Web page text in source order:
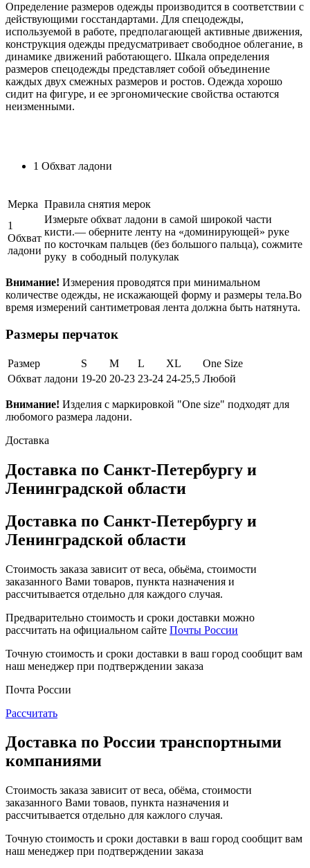
Определение размеров одежды производится в соответствии с
действующими госстандартами. Для спецодежды,
используемой в работе, предполагающей активные движения,
конструкция одежды предусматривает свободное облегание, в
динамике движений работающего. Шкала определения
размеров спецодежды представляет собой объединение
каждых двух смежных размеров и ростов. Одежда хорошо
сидит на фигуре, и ее эргономические свойства остаются
неизменными.
1 Обхват ладони
Мерка Правила снятия мерок
1
Обхват
ладони
Измерьте обхват ладони в самой широкой части
кисти.— оберните ленту на «доминирующей» руке
по косточкам пальцев (без большого пальца), сожмите
руку в сободный полукулак
Внимание! Измерения проводятся при минимальном
количестве одежды, не искажающей форму и размеры тела.Во
время измерений сантиметровая лента должна быть натянута.
Размеры перчаток
Размер S M L XL
One Size
Обхват ладони 19-20 20-23 23-24 24-25,5 Любой
Внимание! Изделия с маркировкой "One size" подходят для
любомого размера ладони.
Доставка
Доставка по Санкт-Петербургу и
Ленинградской области
Доставка по Санкт-Петербургу и
Ленинградской области
Стоимость заказа зависит от веса, обьёма, стоимости
заказанного Вами товаров, пункта назначения и
рассчитывается отдельно для каждого случая.
Предварительно стоимость и сроки доставки можно
рассчитать на официальном сайте Почты России
Точную стоимость и сроки доставки в ваш город сообщит вам
наш менеджер при подтверждении заказа
Почта России
Рассчитать
Доставка по России транспортными
компаниями
Стоимость заказа зависит от веса, обёма, стоимости
заказанного Вами товаов, пункта назначения и
рассчитывается отдельно для кажлого случая.
Точную стоимость и сроки доставки в ваш город сообщит вам
наш менеджер при подтверждении заказа